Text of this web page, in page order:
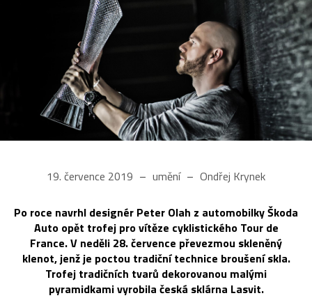
19. července 2019 umění Ondřej Krynek
Po roce navrhl designér Peter Olah z automobilky Škoda
Auto opět trofej pro vítěze cyklistického Tour de
France. V neděli 28. července převezmou skleněný
klenot, jenž je poctou tradiční technice broušení skla.
Trofej tradičních tvarů dekorovanou malými
pyramidkami vyrobila česká sklárna Lasvit.